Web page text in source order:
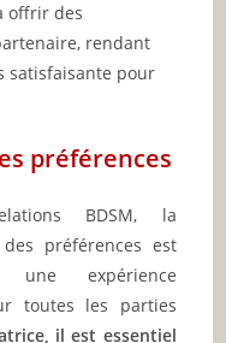
offrir des
rendant
satisfaisante pour
préférences
BDSM, la
préférences est
une expérience
toutes les parties
il est essentiel